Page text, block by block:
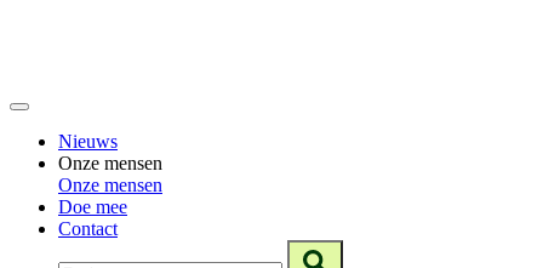
Nieuws
Onze mensen
Onze mensen
Doe mee
Contact